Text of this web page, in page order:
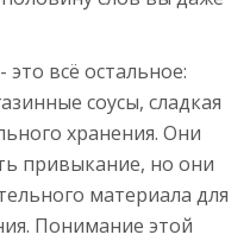
- это всё остальное:
соусы, сладкая
хранения. Они
привыкание, но они
материала для
Понимание этой